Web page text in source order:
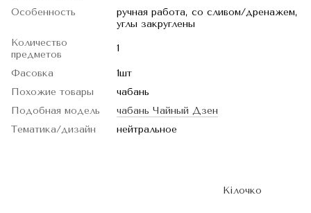
Особенность
ручная работа, со сливом/дренажем,
углы закруглены
Количество
предметов
1
Фасовка
1шт
Похожие товары
чабань
Подобная модель
чабань Чайный Дзен
Тематика/дизайн
нейтральное
Кілочко